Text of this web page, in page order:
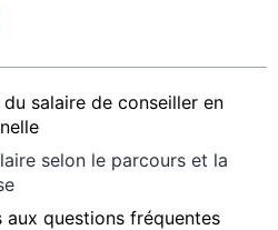
salaire de conseiller en
selon le parcours et la
aux questions fréquentes